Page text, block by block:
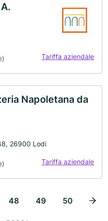
Tariffa aziendale
Napoletana da
26900 Lodi
Tariffa aziendale
48 49 50